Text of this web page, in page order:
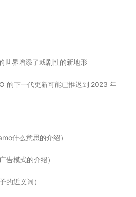
世界增添了戏剧性的新地形
的下一代更新可能已推迟到 2023 年
什么意思的介绍）
告模式的介绍）
的近义词）